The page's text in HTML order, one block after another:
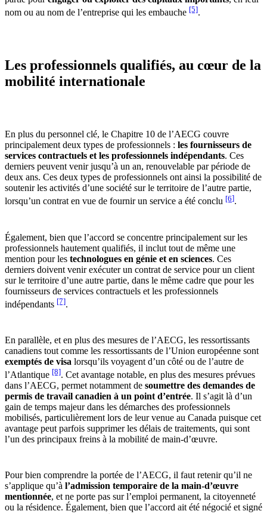
nom ou au nom de l’entreprise qui les embauche [5].
Les professionnels qualifiés, au cœur de la
mobilité internationale
En plus du personnel clé, le Chapitre 10 de l’AECG couvre
principalement deux types de professionnels : les fournisseurs de
services contractuels et les professionnels indépendants. Ces
derniers peuvent venir jusqu’à un an, renouvelable par période de
deux ans. Ces deux types de professionnels ont ainsi la possibilité de
soutenir les activités d’une société sur le territoire de l’autre partie,
lorsqu’un contrat en vue de fournir un service a été conclu [6].
Également, bien que l’accord se concentre principalement sur les
professionnels hautement qualifiés, il inclut tout de même une
mention pour les technologues en génie et en sciences. Ces
derniers doivent venir exécuter un contrat de service pour un client
sur le territoire d’une autre partie, dans le même cadre que pour les
fournisseurs de services contractuels et les professionnels
indépendants [7].
En parallèle, et en plus des mesures de l’AECG, les ressortissants
canadiens tout comme les ressortissants de l’Union européenne sont
exemptés de visa lorsqu’ils voyagent d’un côté ou de l’autre de
l’Atlantique [8]. Cet avantage notable, en plus des mesures prévues
dans l’AECG, permet notamment de soumettre des demandes de
permis de travail canadien à un point d’entrée. Il s’agit là d’un
gain de temps majeur dans les démarches des professionnels
mobilisés, particulièrement lors de leur venue au Canada puisque cet
avantage peut parfois supprimer les délais de traitements, qui sont
l’un des principaux freins à la mobilité de main-d’œuvre.
Pour bien comprendre la portée de l’AECG, il faut retenir qu’il ne
s’applique qu’à l’admission temporaire de la main-d’œuvre
mentionnée, et ne porte pas sur l’emploi permanent, la citoyenneté
ou la résidence. Également, bien que l’accord ait été négocié et signé